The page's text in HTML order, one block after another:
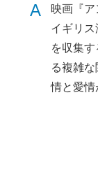
A
映画『
イギリ
を収集
る複雑
情と愛情